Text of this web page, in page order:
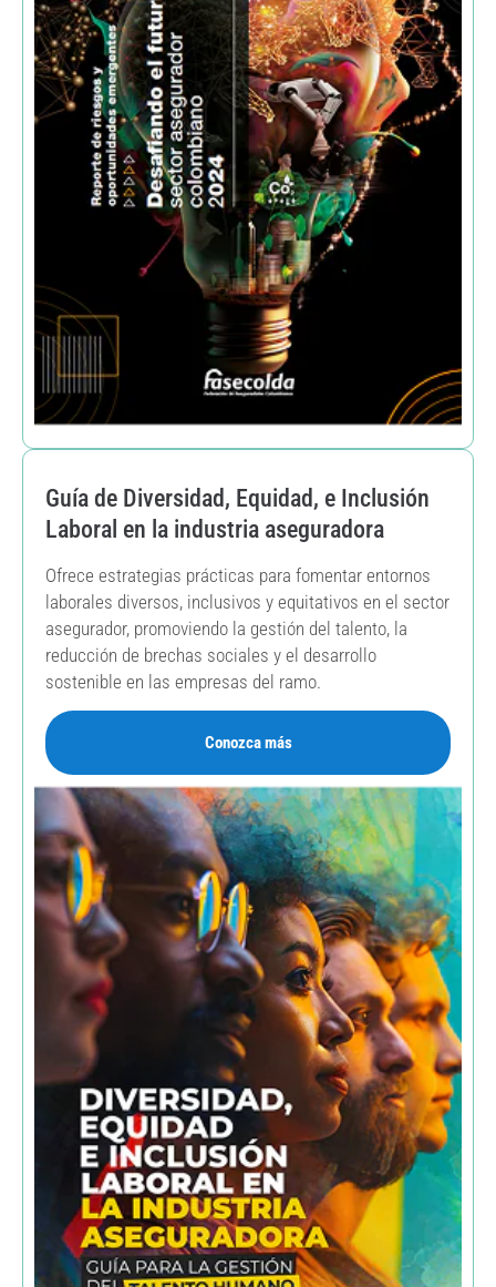
Guía de Diversidad, Equidad, e Inclusión
Laboral en la industria aseguradora
Ofrece estrategias prácticas para fomentar entornos
laborales diversos, inclusivos y equitativos en el sector
asegurador, promoviendo la gestión del talento, la
reducción de brechas sociales y el desarrollo
sostenible en las empresas del ramo.
Conozca más